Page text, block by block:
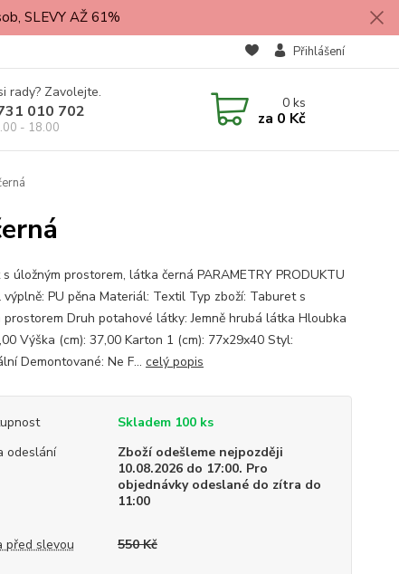
SLEVY AŽ 61%
Přihlášení
rady? Zavolejte.
010 702
- 18.00
0ks
za 0 Kč
úložným prostorem, látka černá PARAMETRY PRODUKTU
PU pěna Materiál: Textil Typ zboží: Taburet s
prostorem Druh potahové látky: Jemně hrubá látka Hloubka
Výška (cm): 37,00 Karton 1 (cm): 77x29x40 Styl:
Demontované: Ne F... celý popis
Skladem 100 ks
odeslání
Zboží odešleme nejpozději
10.08.2026 do 17:00. Pro
objednávky odeslané do zítra do
11:00
před slevou 550 Kč